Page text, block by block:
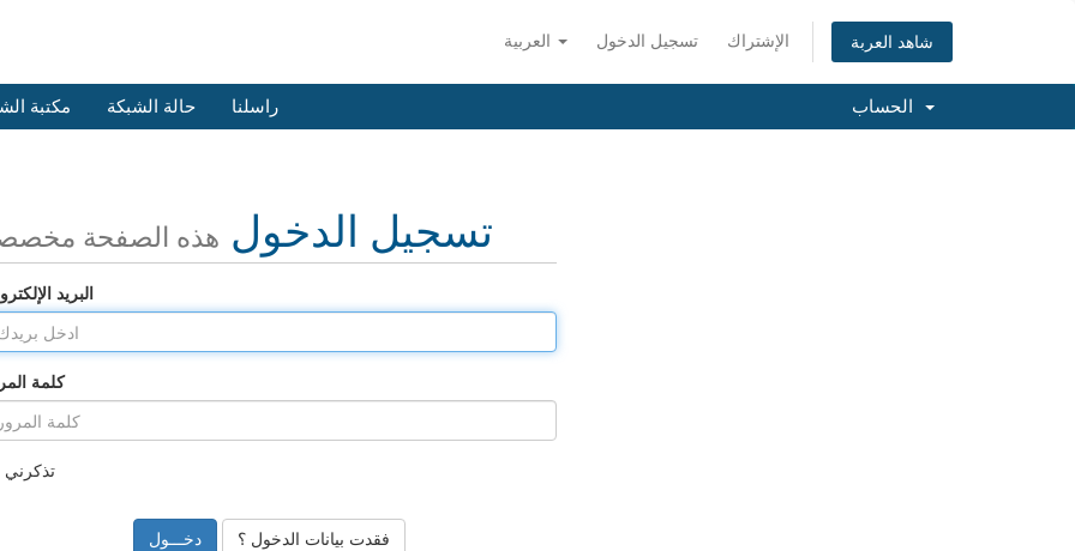
تسجيل الدخول الإشتراك شاهد العربة
مكتبة حالة الشبكة راسلنا
تسجيل الدخول هذه الصفحة
البريد
كلمة
تذكرني
فقدت بيانات الدخول ؟